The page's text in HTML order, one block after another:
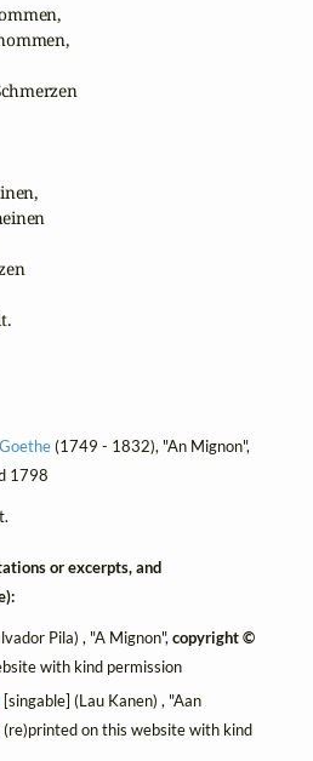
(1749 - 1832), "An Mignon",
1798
or excerpts, and
Pila) , "A Mignon",copyright ©
with kind permission
[singable] (Lau Kanen) , "Aan
on this website with kind